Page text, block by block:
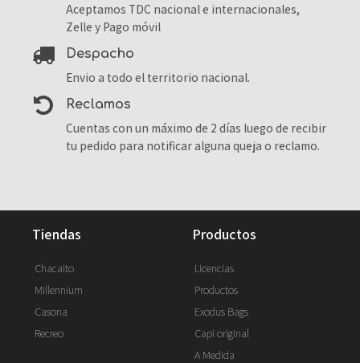
Aceptamos TDC nacional e internacionales,
Zelle y Pago móvil
despacho
Envio a todo el territorio nacional.
reclamos
Cuentas con un máximo de 2 días luego de recibir
tu pedido para notificar alguna queja o reclamo.
tiendas
Chacaito
Millennium
Casona
Recreo
productos
Licencias
Productos
Exodus Bags
Capi original
A Medida